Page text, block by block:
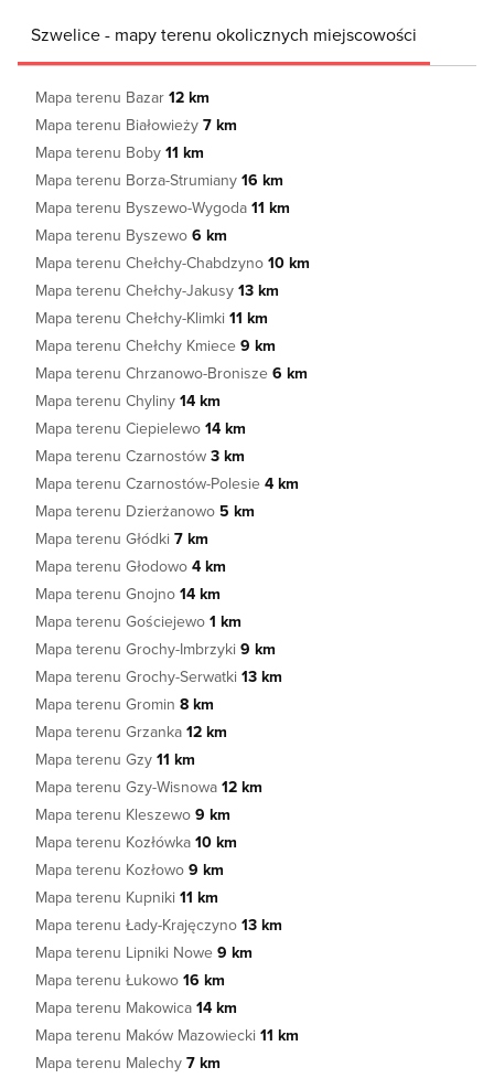
Szwelice - mapy terenu okolicznych miejscowości
Mapa terenu Bazar 12 km
Mapa terenu Białowieży 7 km
Mapa terenu Boby 11 km
Mapa terenu Borza-Strumiany 16 km
Mapa terenu Byszewo-Wygoda 11 km
Mapa terenu Byszewo 6 km
Mapa terenu Chełchy-Chabdzyno 10 km
Mapa terenu Chełchy-Jakusy 13 km
Mapa terenu Chełchy-Klimki 11 km
Mapa terenu Chełchy Kmiece 9 km
Mapa terenu Chrzanowo-Bronisze 6 km
Mapa terenu Chyliny 14 km
Mapa terenu Ciepielewo 14 km
Mapa terenu Czarnostów 3 km
Mapa terenu Czarnostów-Polesie 4 km
Mapa terenu Dzierżanowo 5 km
Mapa terenu Głódki 7 km
Mapa terenu Głodowo 4 km
Mapa terenu Gnojno 14 km
Mapa terenu Gościejewo 1 km
Mapa terenu Grochy-Imbrzyki 9 km
Mapa terenu Grochy-Serwatki 13 km
Mapa terenu Gromin 8 km
Mapa terenu Grzanka 12 km
Mapa terenu Gzy 11 km
Mapa terenu Gzy-Wisnowa 12 km
Mapa terenu Kleszewo 9 km
Mapa terenu Kozłówka 10 km
Mapa terenu Kozłowo 9 km
Mapa terenu Kupniki 11 km
Mapa terenu Łady-Krajęczyno 13 km
Mapa terenu Lipniki Nowe 9 km
Mapa terenu Łukowo 16 km
Mapa terenu Makowica 14 km
Mapa terenu Maków Mazowiecki 11 km
Mapa terenu Malechy 7 km